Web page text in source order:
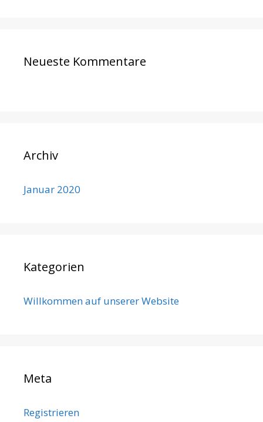
Neueste Kommentare
Archiv
Januar 2020
Kategorien
Willkommen auf unserer Website
Meta
Registrieren